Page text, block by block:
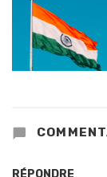
RÉPONDRE